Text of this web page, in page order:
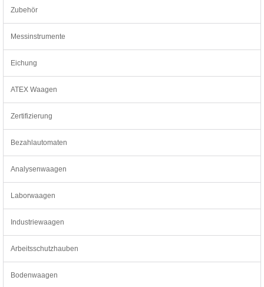
Zubehör
Messinstrumente
Eichung
ATEX Waagen
Zertifizierung
Bezahlautomaten
Analysenwaagen
Laborwaagen
Industriewaagen
Arbeitsschutzhauben
Bodenwaagen